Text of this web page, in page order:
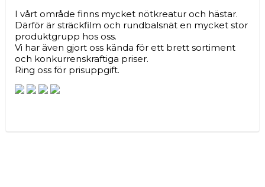
I vårt område finns mycket nötkreatur och hästar.
Därför är sträckfilm och rundbalsnät en mycket stor
produktgrupp hos oss.
Vi har även gjort oss kända för ett brett sortiment
och konkurrenskraftiga priser.
Ring oss för prisuppgift.